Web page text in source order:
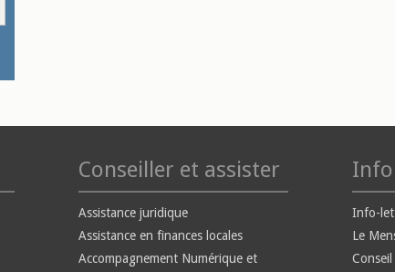
Conseiller et assister
Assistance juridique
Assistance en finances locales
Accompagnement Numérique et
Info-
Le